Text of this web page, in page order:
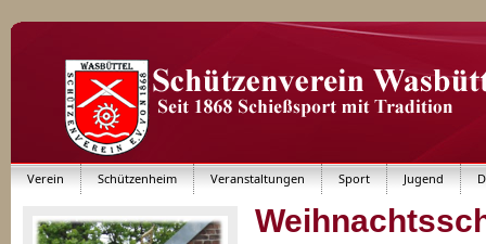
Verein Schützenheim Veranstaltungen Sport Jugend